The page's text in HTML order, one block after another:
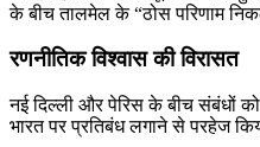
के बीच तालमेल के “ठोस परिणाम
रणनीतिक विश्वास की विरासत
नई दिल्ली और पेरिस के बीच संबंधों
भारत पर प्रतिबंध लगाने से परहेज